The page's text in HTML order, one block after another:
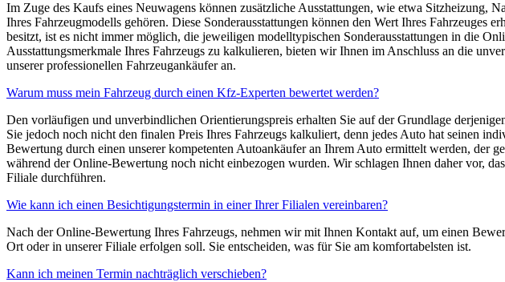
Im Zuge des Kaufs eines Neuwagens können zusätzliche Ausstattungen, wie etwa Sitzheizung,
Ihres Fahrzeugmodells gehören. Diese Sonderausstattungen können den Wert Ihres Fahrzeuges
besitzt, ist es nicht immer möglich, die jeweiligen modelltypischen Sonderausstattungen in die
Ausstattungsmerkmale Ihres Fahrzeugs zu kalkulieren, bieten wir Ihnen im Anschluss an die
unserer professionellen Fahrzeugankäufer an.
Warum muss mein Fahrzeug durch einen Kfz-Experten bewertet werden?
Den vorläufigen und unverbindlichen Orientierungspreis erhalten Sie auf der Grundlage
Sie jedoch noch nicht den finalen Preis Ihres Fahrzeugs kalkuliert, denn jedes Auto hat seinen
Bewertung durch einen unserer kompetenten Autoankäufer an Ihrem Auto ermittelt werden, der
während der Online-Bewertung noch nicht einbezogen wurden. Wir schlagen Ihnen daher vor,
Filiale durchführen.
Wie kann ich einen Besichtigungstermin in einer Ihrer Filialen vereinbaren?
Nach der Online-Bewertung Ihres Fahrzeugs, nehmen wir mit Ihnen Kontakt auf, um einen
Ort oder in unserer Filiale erfolgen soll. Sie entscheiden, was für Sie am komfortabelsten ist.
Kann ich meinen Termin nachträglich verschieben?